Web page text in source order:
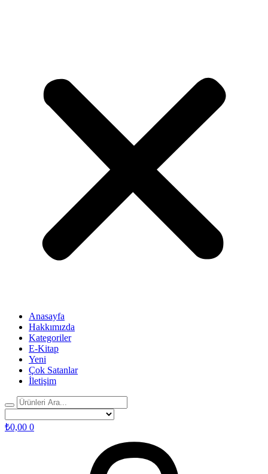
Anasayfa
Hakkımızda
Kategoriler
E-Kitap
Yeni
Çok Satanlar
İletişim
₺0,00 0